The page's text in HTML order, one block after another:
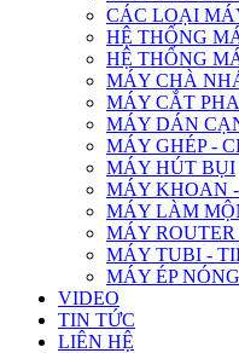
CÁC LOẠI
HỆ THỐNG
HỆ THỐNG
MÁY CHÀ
MÁY CẮT
MÁY DÁN
MÁY GHÉP -
MÁY HÚT BỤI
MÁY KHOAN
MÁY LÀM
MÁY ROUTER
MÁY TUBI -
MÁY ÉP
VIDEO
TIN TỨC
LIÊN HỆ